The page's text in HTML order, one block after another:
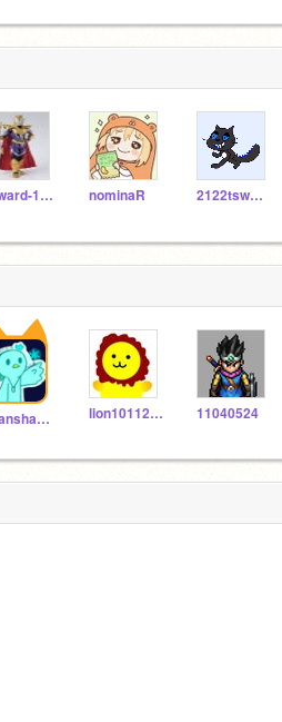
howard-100721 nominaR 2122tswmps-4a27
Shanshan2347 lion1011231 11040524